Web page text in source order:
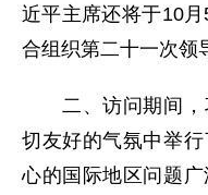
近平主席还将于10
合组织第二十一次领
二、访问期间，
切友好的气氛中举
心的国际地区问题